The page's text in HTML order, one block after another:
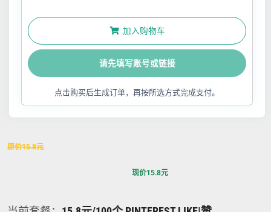
加入购物车
请先填写账号或链接
点击购买后生成订单，再按所选方式完成支付。
原价15.8元
现价15.8元